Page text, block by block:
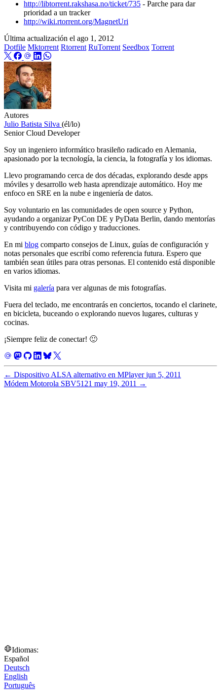
http://libtorrent.rakshasa.no/ticket/735 - Parche para dar
prioridad a un tracker
http://wiki.rtorrent.org/MagnetUri
Última actualización el ago 1, 2012
Dotfile Mktorrent Rtorrent RuTorrent Seedbox Torrent
Autores
Julio Batista Silva (él/lo)
Senior Cloud Developer
Soy un ingeniero informático brasileño radicado en Alemania,
apasionado por la tecnología, la ciencia, la fotografía y los idiomas.
Llevo programando cerca de dos décadas, explorando desde apps
móviles y desarrollo web hasta aprendizaje automático. Hoy me
enfoco en SRE en la nube e ingeniería de datos.
Soy voluntario en las comunidades de open source y Python,
ayudando a organizar PyCon DE y PyData Berlin, dando mentorías
y contribuyendo con código y traducciones.
En mi blog comparto consejos de Linux, guías de configuración y
notas personales que escribí como referencia futura. Espero que
también sean útiles para otras personas. El contenido está disponible
en varios idiomas.
Visita mi galería para ver algunas de mis fotografías.
Fuera del teclado, me encontrarás en conciertos, tocando el clarinete,
en bicicleta, buceando o explorando nuevos lugares, culturas y
cocinas.
¡Siempre feliz de conectar! 🙂
← Dispositivo ALSA alternativo en MPlayer jun 5, 2011
Módem Motorola SBV5121 may 19, 2011 →
Idiomas:
Español
Deutsch
English
Português